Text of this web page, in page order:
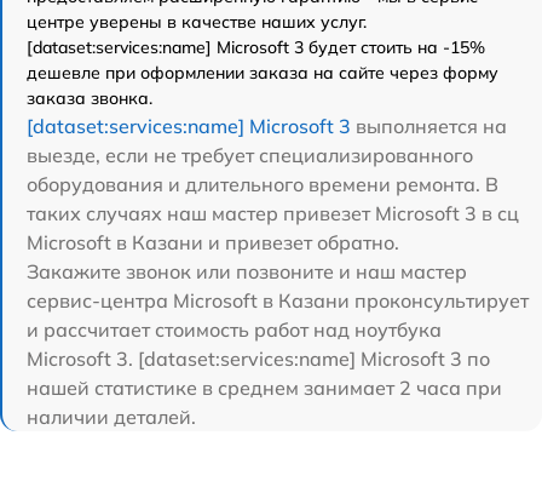
центре уверены в качестве наших услуг.
[dataset:services:name] Microsoft 3 будет стоить на -15%
дешевле при оформлении заказа на сайте через форму
заказа звонка.
[dataset:services:name] Microsoft 3 выполняется на
выезде, если не требует специализированного
оборудования и длительного времени ремонта. В
таких случаях наш мастер привезет Microsoft 3 в сц
Microsoft в Казани и привезет обратно.
Закажите звонок или позвоните и наш мастер
сервис-центра Microsoft в Казани проконсультирует
и рассчитает стоимость работ над ноутбука
Microsoft 3. [dataset:services:name] Microsoft 3 по
нашей статистике в среднем занимает 2 часа при
наличии деталей.